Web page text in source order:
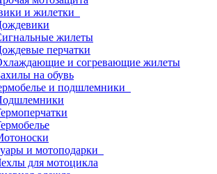
и жилетки
жилеты
перчатки
и согревающие жилеты
на обувь
и подшлемники
и мотоподарки
для мотоцикла